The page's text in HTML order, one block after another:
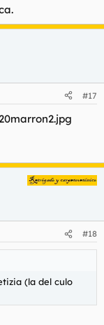
#17
#18
(la del culo